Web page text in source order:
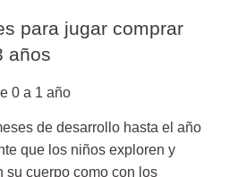
para jugar comprar
años
0 a 1 año
de desarrollo hasta el año
que los niños exploren y
su cuerpo como con los